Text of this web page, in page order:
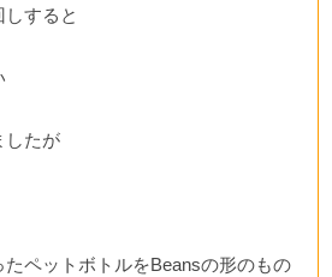
すると
したが
たペットボトルをBeansの形のもの